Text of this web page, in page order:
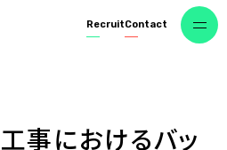
RecruitContact
工事におけるバッ